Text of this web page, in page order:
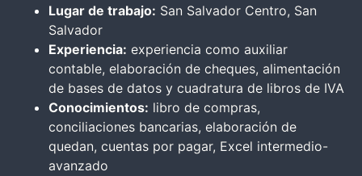
Lugar de trabajo: San Salvador Centro, San
Salvador
Experiencia: experiencia como auxiliar
contable, elaboración de cheques, alimentación
de bases de datos y cuadratura de libros de IVA
Conocimientos: libro de compras,
conciliaciones bancarias, elaboración de
quedan, cuentas por pagar, Excel intermedio-
avanzado